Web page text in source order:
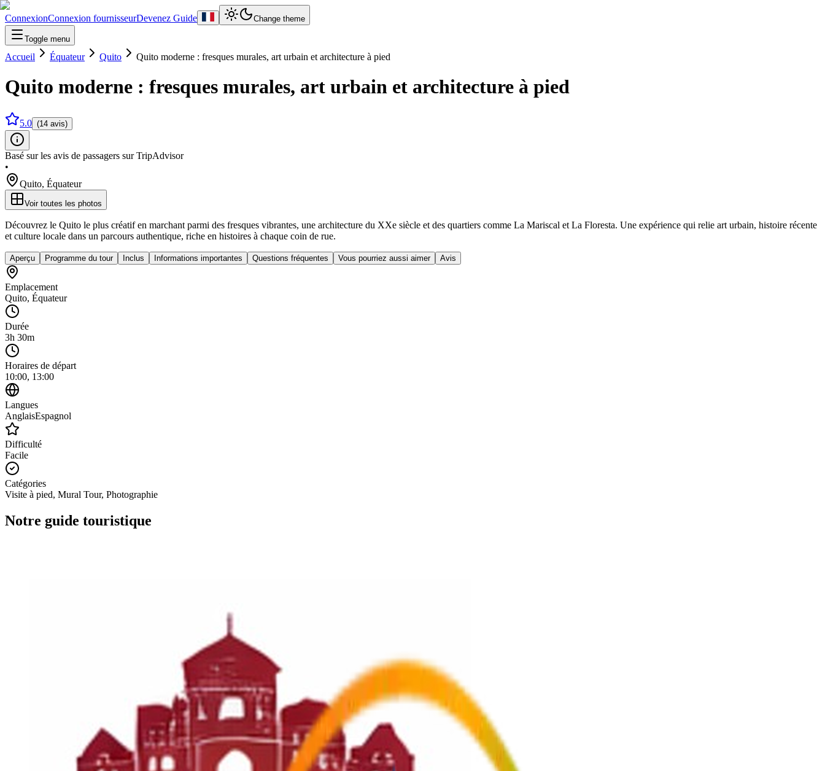
ConnexionConnexion fournisseurDevenez Guide Change theme
Toggle menu
Accueil Équateur Quito Quito moderne : fresques murales, art urbain et architecture à pied
Quito moderne : fresques murales, art urbain et architecture à pied
5.0 (14 avis)
Basé sur les avis de passagers sur TripAdvisor
•
Quito, Équateur
Voir toutes les photos
Découvrez le Quito le plus créatif en marchant parmi des fresques vibrantes, une architecture du XXe siècle et des quartiers comme La Mariscal et La Floresta. Une expérience qui relie art urbain, histoire récente
et culture locale dans un parcours authentique, riche en histoires à chaque coin de rue.
Aperçu Programme du tour Inclus Informations importantes Questions fréquentes Vous pourriez aussi aimer Avis
Emplacement
Quito, Équateur
Durée
3h 30m
Horaires de départ
10:00, 13:00
Langues
AnglaisEspagnol
Difficulté
Facile
Catégories
Visite à pied, Mural Tour, Photographie
Notre guide touristique